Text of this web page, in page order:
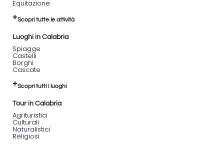
Equitazione
Scopri tutte le attività
Luoghi in Calabria
Spiagge
Castelli
Borghi
Cascate
Scopri tutti i luoghi
Tour in Calabria
Agrituristici
Culturali
Naturalistici
Religiosi